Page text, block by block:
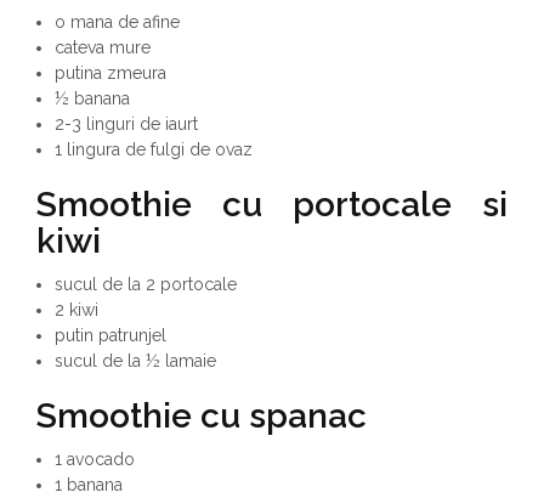
o mana de afine
cateva mure
putina zmeura
½ banana
2-3 linguri de iaurt
1 lingura de fulgi de ovaz
Smoothie cu portocale si
kiwi
sucul de la 2 portocale
2 kiwi
putin patrunjel
sucul de la ½ lamaie
Smoothie cu spanac
1 avocado
1 banana